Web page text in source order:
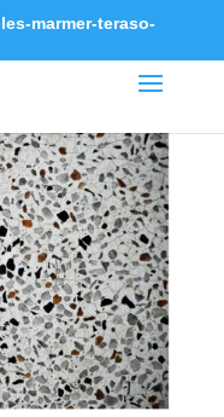
marmer-teraso-